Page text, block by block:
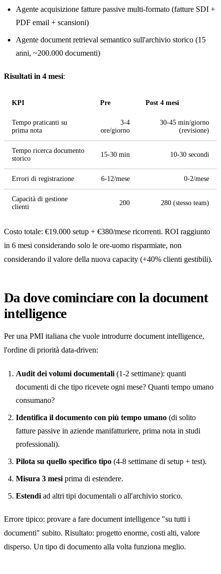
Agente acquisizione fatture passive multi-formato (fatture SDI +
PDF email + scansioni)
Agente document retrieval semantico sull'archivio storico (15
anni, ~200.000 documenti)
Risultati in 4 mesi:
KPI Pre Post 4 mesi
Tempo praticanti su
prima nota
3-4
ore/giorno
30-45 min/giorno
(revisione)
Tempo ricerca documento
storico
15-30 min 10-30 secondi
Errori di registrazione 6-12/mese 0-2/mese
Capacità di gestione
clienti
200 280 (stesso team)
Costo totale: €19.000 setup + €380/mese ricorrenti. ROI raggiunto
in 6 mesi considerando solo le ore-uomo risparmiate, non
considerando il valore della nuova capacity (+40% clienti gestibili).
Da dove cominciare con la document
intelligence
Per una PMI italiana che vuole introdurre document intelligence,
l'ordine di priorità data-driven:
Audit dei volumi documentali (1-2 settimane): quanti
documenti di che tipo ricevete ogni mese? Quanti tempo umano
consumano?
Identifica il documento con più tempo umano (di solito
fatture passive in aziende manifatturiere, prima nota in studi
professionali).
Pilota su quello specifico tipo (4-8 settimane di setup + test).
Misura 3 mesi prima di estendere.
Estendi ad altri tipi documentali o all'archivio storico.
Errore tipico: provare a fare document intelligence "su tutti i
documenti" subito. Risultato: progetto enorme, costi alti, valore
disperso. Un tipo di documento alla volta funziona meglio.